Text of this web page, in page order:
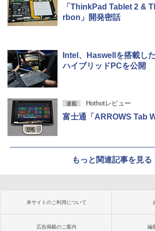
「ThinkPad Tablet 2 &
rbon」開発密話
Intel、Haswellを搭載し
ハイブリッドPCを公開
連載 Hothotレビュー
富士通「ARROWS Tab
もっと関連記事を見る
本サイトのご利用について
広告掲載のご案内 編